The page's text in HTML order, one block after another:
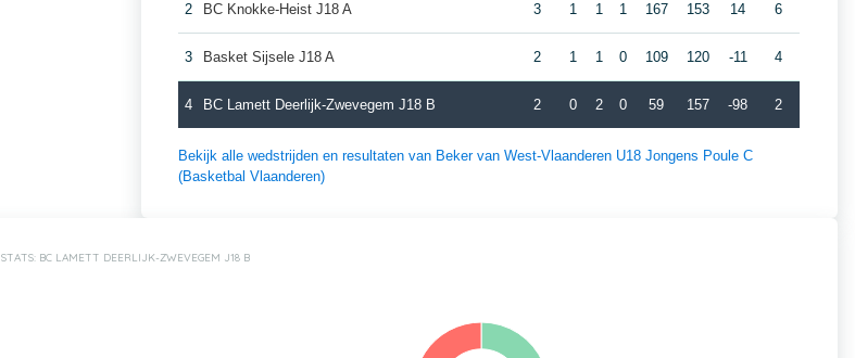
2 BC Knokke-Heist J18 A 3 1 1 1 167 153 14 6
3 Basket Sijsele J18 A 2 1 1 0 109 120 -11 4
4 BC Lamett Deerlijk-Zwevegem J18 B 2 0 2 0 59 157 -98 2
Bekijk alle wedstrijden en resultaten van Beker van West-Vlaanderen U18 Jongens Poule C
(Basketbal Vlaanderen)
STATS: BC LAMETT DEERLIJK-ZWEVEGEM J18 B